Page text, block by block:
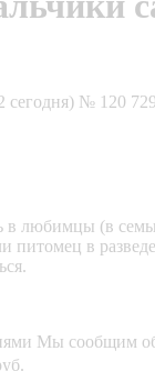
сегодня) № 120 729
в любимцы (в
питомец в
Мы сообщим